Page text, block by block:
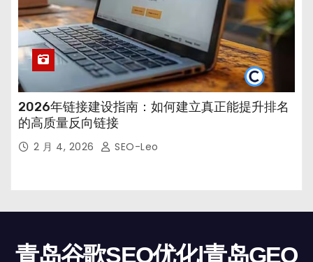
2026年链接建设指南：如何建立真正能提升排名
的高质量反向链接
2 月 4, 2026 SEO-Leo
青岛谷歌SEO优化|青岛GEO